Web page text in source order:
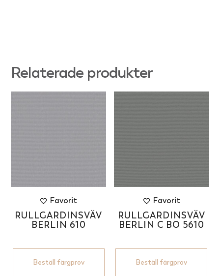
Relaterade produkter
Favorit
RULLGARDINSVÄV
BERLIN 610
Beställ färgprov
Favorit
RULLGARDINSVÄV
BERLIN C BO 5610
Beställ färgprov